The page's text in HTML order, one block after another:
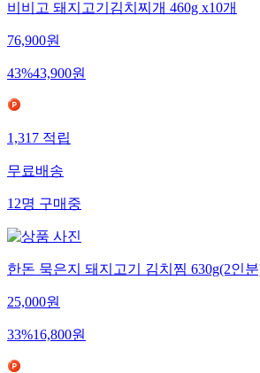
비비고 돼지고기김치찌개 460g x10개
76,900원
43%43,900원
1,317적립
무료배송
12명구매중
한돈 묵은지 돼지고기 김치찜 630g(2인
25,000원
33%16,800원